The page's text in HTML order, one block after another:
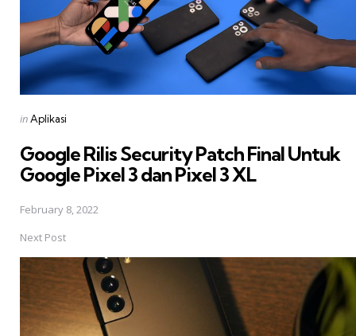
Posted
inAplikasi
Google Rilis Security Patch Final Untuk
Google Pixel 3 dan Pixel 3 XL
February 8, 2022
Next Post